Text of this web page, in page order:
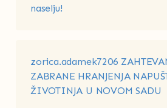
naselju!
zorica.adamek7206
ZABRANE HRANJENJA
ŽIVOTINJA U NOVOM SADU